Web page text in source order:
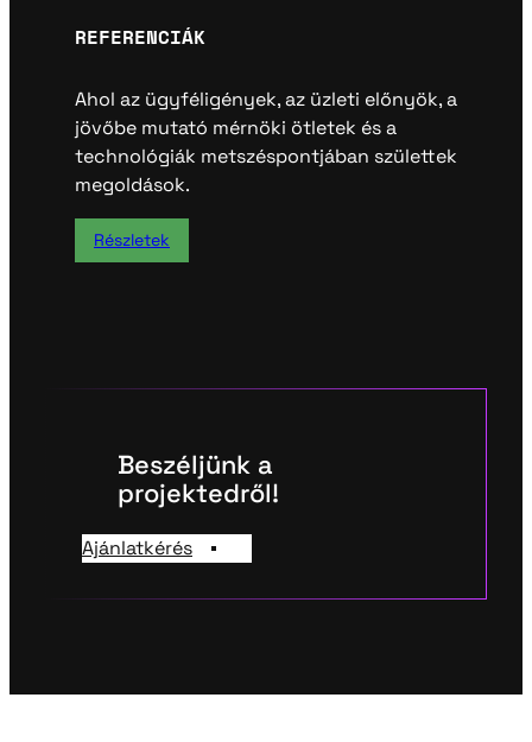
REFERENCIÁK
Ahol az ügyféligények, az üzleti előnyök, a
jövőbe mutató mérnöki ötletek és a
technológiák metszéspontjában születtek
megoldások.
Részletek
Beszéljünk a
projektedről!
Ajánlatkérés